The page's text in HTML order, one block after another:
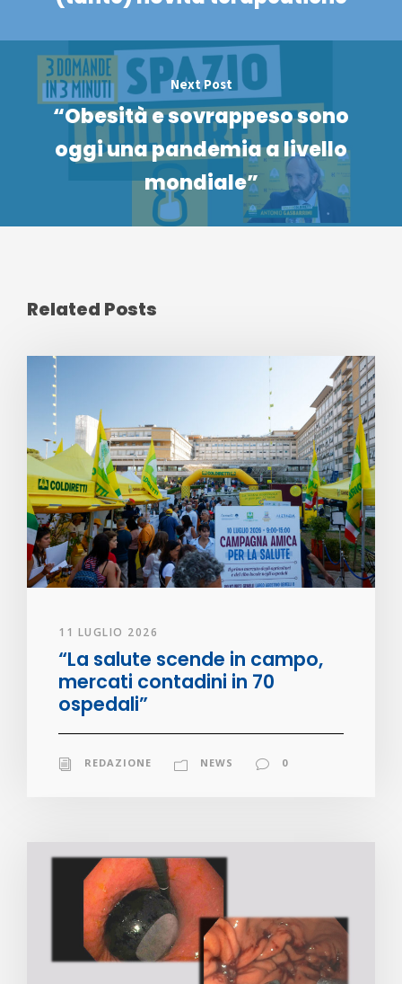
Next Post
“Obesità e sovrappeso sono
oggi una pandemia a livello
mondiale”
Related Posts
11 LUGLIO 2026
“La salute scende in campo,
mercati contadini in 70
ospedali”
REDAZIONE NEWS 0